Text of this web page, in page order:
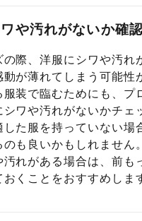
や汚れがないか確
の際、洋服にシワや汚れ
動が薄れてしまう可能性
装で臨むためにも、プ
シワや汚れがないかチェ
した服を持っていない場
のも良いかもしれません
汚れがある場合は、前も
くことをおすすめしま